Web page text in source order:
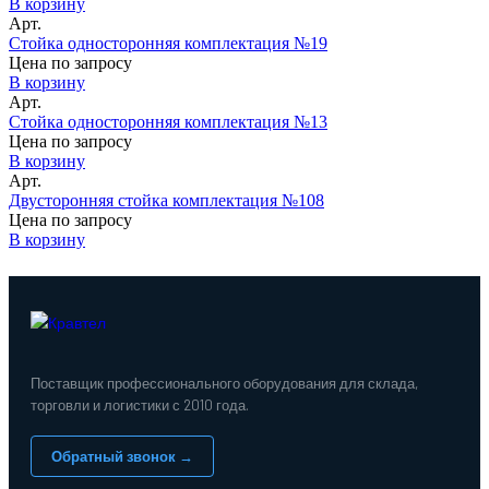
В корзину
Арт.
Стойка односторонняя комплектация №19
Цена по запросу
В корзину
Арт.
Стойка односторонняя комплектация №13
Цена по запросу
В корзину
Арт.
Двусторонняя стойка комплектация №108
Цена по запросу
В корзину
Поставщик профессионального оборудования для склада,
торговли и логистики с 2010 года.
Обратный звонок →